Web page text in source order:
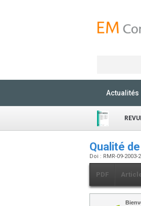
Actualités
Qualité
Doi : RMR-09-2003-
PDF